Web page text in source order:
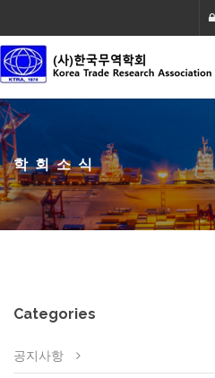
학회소식
Categories
공지사항